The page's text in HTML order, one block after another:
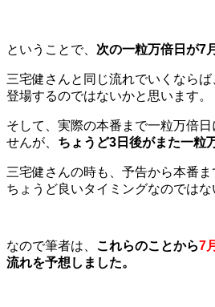
ということで、 次の一粒万倍日が7
三宅健さんと同じ流れでいくなら
登場するのではないかと思います。
そして、実際の本番まで一粒万倍
せんが、 ちょうど3日後がまた一粒
三宅健さんの時も、予告から本番
ちょうど良いタイミングなのではな
なので筆者は、 これらのことから7
流れを予想しました。